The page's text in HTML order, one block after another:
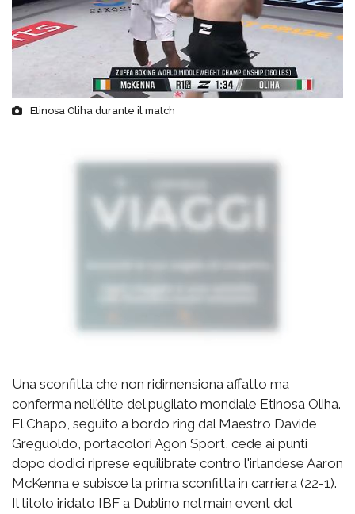
Etinosa Oliha durante il match
Una sconfitta che non ridimensiona affatto ma
conferma nell'élite del pugilato mondiale Etinosa Oliha.
El Chapo, seguito a bordo ring dal Maestro Davide
Greguoldo, portacolori Agon Sport, cede ai punti
dopo dodici riprese equilibrate contro l'irlandese Aaron
McKenna e subisce la prima sconfitta in carriera (22-1).
Il titolo iridato IBF a Dublino nel main event del